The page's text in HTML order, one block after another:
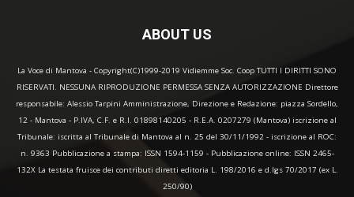
ABOUT US
La Voce di Mantova - Copyright(C)1999-2019 Vidiemme Soc. Coop TUTTI I DIRITTI SONO
RISERVATI. NESSUNA RIPRODUZIONE PERMESSA SENZA AUTORIZZAZIONE Direttore
responsabile: Alessio Tarpini Amministrazione, Direzione e Redazione: piazza Sordello,
12 - Mantova - P.IVA, C.F. e R.I. 01898140205 - R.E.A. 0207279 (Mantova) iscrizione al
Tribunale: iscritta al Tribunale di Mantova al n. 25 del 30/11/1992 - iscrizione al ROC:
n. 9363 Pubblicazione a stampa: ISSN 1594-1159 - Pubblicazione online: ISSN 2465-
132X La testata fruisce dei contributi diretti editoria L. 198/2016 e d.lgs 70/2017 (ex L.
250/90)